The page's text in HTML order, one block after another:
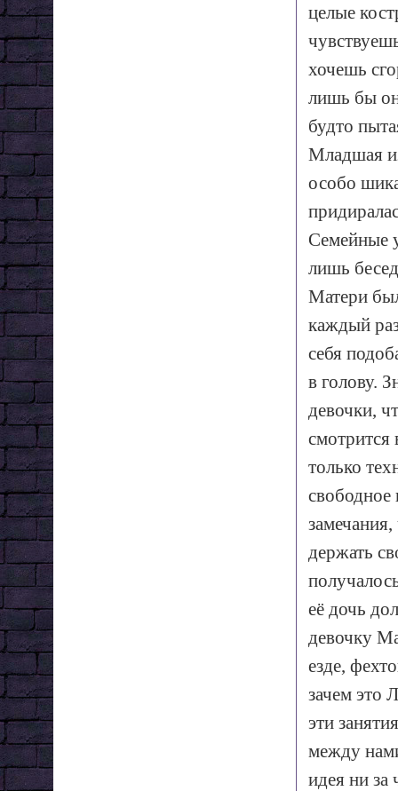
целые
хочешь
лишь бы
будто
Младшая
особо
Семейные
лишь
Матери
каждый
себя
в голову.
девочки,
смотрится
только
свободное
замечания,
держать
её дочь
девочку
езде,
зачем это
эти
между
идея ни за